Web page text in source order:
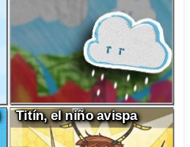
Titín, el niño avispa